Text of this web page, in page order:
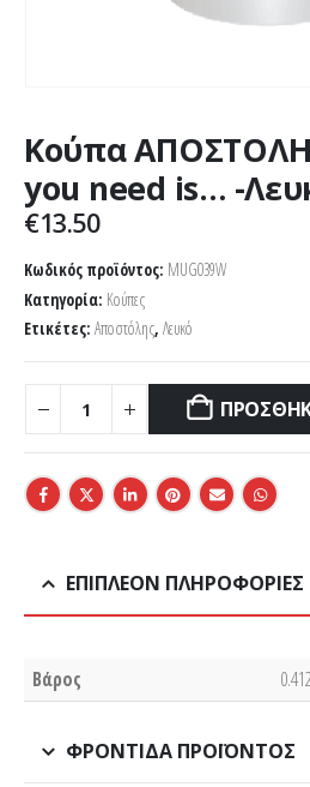
Κούπα
you need is… -
€13.50
Κωδικός προϊόντος: MUG039W
Κατηγορία: Κούπες
Ετικέτες: Αποστόλης, Λευκό
ΕΠΙΠΛΈΟΝ ΠΛΗΡΟΦΟΡΊΕΣ
Βάρος
ΦΡΟΝΤΊΔΑ ΠΡΟΪΌΝΤΟΣ